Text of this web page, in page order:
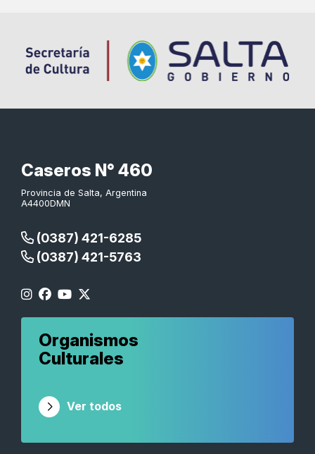
Caseros N° 460
Provincia de Salta, Argentina
A4400DMN
(0387) 421-6285
(0387) 421-5763
Organismos
Culturales
Ver todos